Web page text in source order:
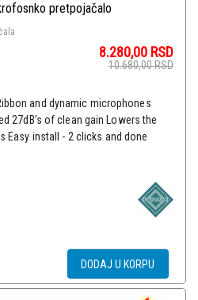
pretpojačalo
8.280,00 RSD
10.680,00RSD
and dynamic microphones
27dB's of clean gain Lowers the
install - 2 clicks and done
DODAJ U KORPU